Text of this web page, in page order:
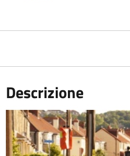
Descrizione